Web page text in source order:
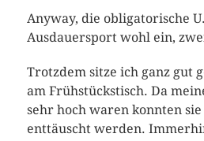
Anyway, die obligatorische
Ausdauersport wohl ein,
Trotzdem sitze ich ganz gut
am Frühstückstisch. Da
sehr hoch waren konnten
enttäuscht werden.